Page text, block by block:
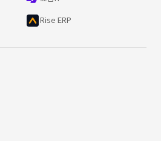
Rise ERP